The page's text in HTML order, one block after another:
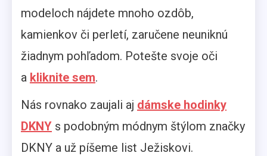
modeloch nájdete mnoho ozdôb,
kamienkov či perletí, zaručene neuniknú
žiadnym pohľadom. Potešte svoje oči
a kliknite sem.
Nás rovnako zaujali aj dámske hodinky
DKNY s podobným módnym štýlom značky
DKNY a už píšeme list Ježiskovi.